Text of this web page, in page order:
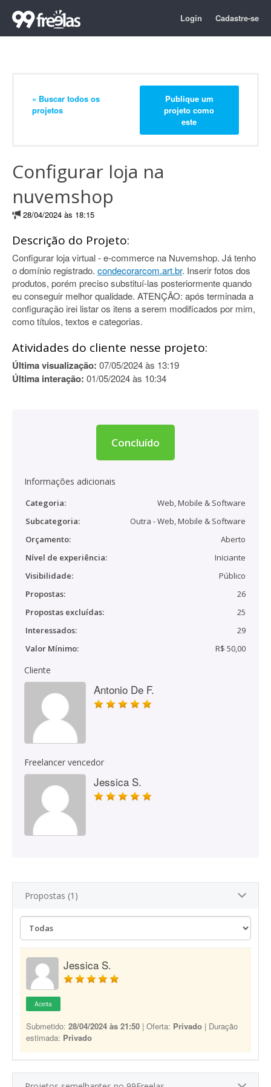
Login Cadastre-se
« Buscar todos os
projetos
Publique um
projeto como
este
Configurar loja na
nuvemshop
28/04/2024 às 18:15
Descrição do Projeto:
Configurar loja virtual - e-commerce na Nuvemshop. Já tenho
o domínio registrado. condecorarcom.art.br. Inserir fotos dos
produtos, porém preciso substituí-las posteriormente quando
eu conseguir melhor qualidade. ATENÇÃO: após terminada a
configuração irei listar os itens a serem modificados por mim,
como títulos, textos e categorias.
Atividades do cliente nesse projeto:
Última visualização: 07/05/2024 às 13:19
Última interação: 01/05/2024 às 10:34
Concluído
Informações adicionais
Categoria:
Web, Mobile & Software
Subcategoria:
Outra - Web, Mobile & Software
Orçamento:
Aberto
Nível de experiência:
Iniciante
Visibilidade:
Público
Propostas:
26
Propostas excluídas:
25
Interessados:
29
Valor Mínimo:
R$ 50,00
Cliente
Antonio De F.
Freelancer vencedor
Jessica S.
Propostas (1)
Jessica S.
Aceita
Submetido: 28/04/2024 às 21:50 | Oferta: Privado | Duração
estimada: Privado